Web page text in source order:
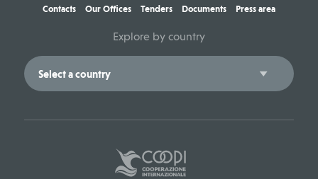
Contacts Our Offices Tenders Documents Press area
Explore by country